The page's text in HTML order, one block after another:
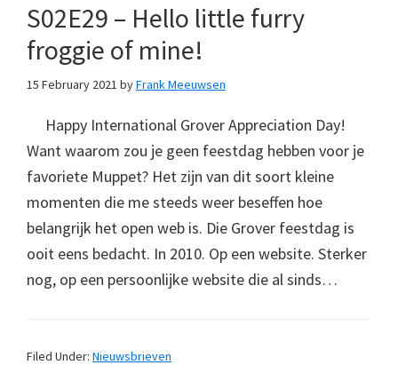
S02E29 – Hello little furry
froggie of mine!
15 February 2021 byFrank Meeuwsen
Happy International Grover Appreciation Day!
Want waarom zou je geen feestdag hebben voor je
favoriete Muppet? Het zijn van dit soort kleine
momenten die me steeds weer beseffen hoe
belangrijk het open web is. Die Grover feestdag is
ooit eens bedacht. In 2010. Op een website. Sterker
nog, op een persoonlijke website die al sinds…
Filed Under: Nieuwsbrieven